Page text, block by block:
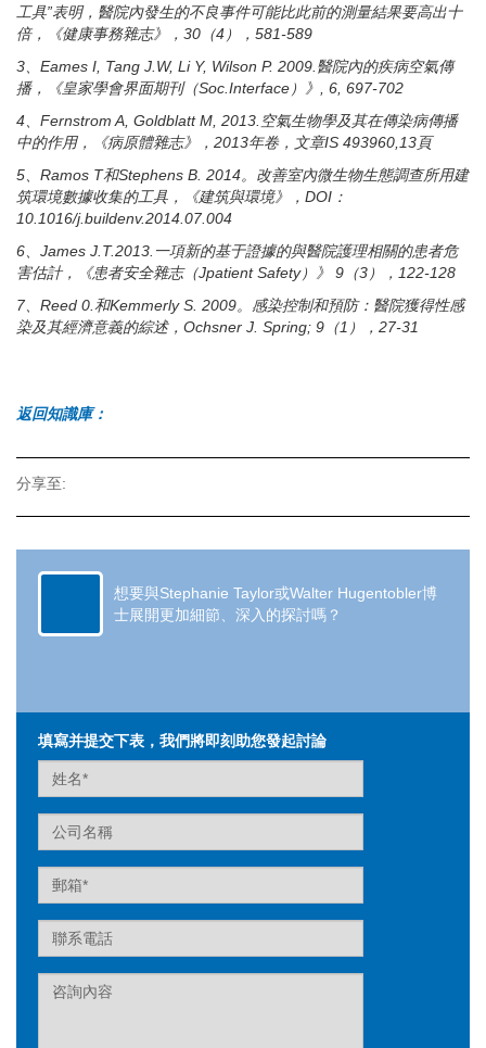
工具”表明，醫院內發生的不良事件可能比此前的測量結果要高出十
倍，《健康事務雜志》，30（4），581-589
3、Eames I, Tang J.W, Li Y, Wilson P. 2009.醫院內的疾病空氣傳
播，《皇家學會界面期刊（Soc.Interface）》, 6, 697-702
4、Fernstrom A, Goldblatt M, 2013.空氣生物學及其在傳染病傳播
中的作用，《病原體雜志》，2013年卷，文章IS 493960,13頁
5、Ramos T和Stephens B. 2014。改善室內微生物生態調查所用建
筑環境數據收集的工具，《建筑與環境》，DOI：
10.1016/j.buildenv.2014.07.004
6、James J.T.2013.一項新的基于證據的與醫院護理相關的患者危
害估計，《患者安全雜志（Jpatient Safety）》 9（3），122-128
7、Reed 0.和Kemmerly S. 2009。感染控制和預防：醫院獲得性感
染及其經濟意義的綜述，Ochsner J. Spring; 9（1），27-31
返回知識庫：
分享至:
想要與Stephanie Taylor或Walter Hugentobler博
士展開更加細節、深入的探討嗎？
填寫并提交下表，我們將即刻助您發起討論
Name
Company
Email
Tel
Label